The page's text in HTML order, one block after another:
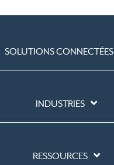
SOLUTIONS CONNECTÉES
INDUSTRIES
RESSOURCES